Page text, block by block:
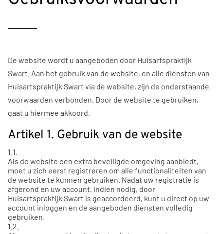
De website wordt u aangeboden door Huisartspraktijk
Swart. Aan het gebruik van de website, en alle diensten van
Huisartspraktijk Swart via de website, zijn de onderstaande
voorwaarden verbonden. Door de website te gebruiken,
gaat u hiermee akkoord.
Artikel 1. Gebruik van de website
1.1.
Als de website een extra beveiligde omgeving aanbiedt,
moet u zich eerst registreren om alle functionaliteiten van
de website te kunnen gebruiken. Nadat uw registratie is
afgerond en uw account, indien nodig, door
Huisartspraktijk Swart is geaccordeerd, kunt u direct op uw
account inloggen en de aangeboden diensten volledig
gebruiken.
1.2.